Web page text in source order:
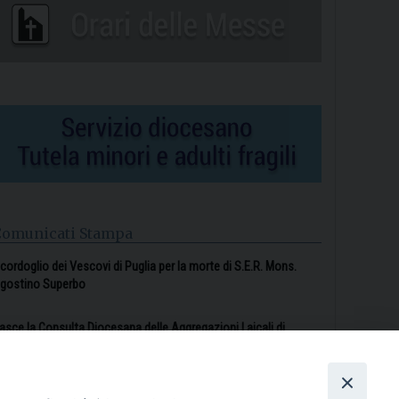
Stampa
Il cordoglio dei Vescovi di Puglia per la morte di S.E.R. Mons.
Superbo
la Consulta Diocesana delle Aggregazioni Laicali di